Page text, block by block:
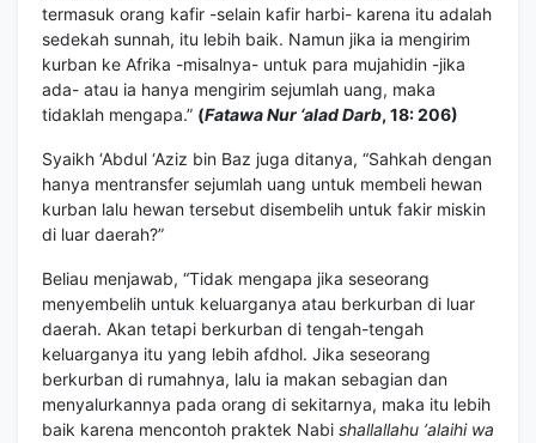
termasuk orang kafir -selain kafir harbi- karena itu adalah
sedekah sunnah, itu lebih baik. Namun jika ia mengirim
kurban ke Afrika -misalnya- untuk para mujahidin -jika
ada- atau ia hanya mengirim sejumlah uang, maka
tidaklah mengapa.” (Fatawa Nur ‘alad Darb, 18: 206)
Syaikh ‘Abdul ‘Aziz bin Baz juga ditanya, “Sahkah dengan
hanya mentransfer sejumlah uang untuk membeli hewan
kurban lalu hewan tersebut disembelih untuk fakir miskin
di luar daerah?”
Beliau menjawab, “Tidak mengapa jika seseorang
menyembelih untuk keluarganya atau berkurban di luar
daerah. Akan tetapi berkurban di tengah-tengah
keluarganya itu yang lebih afdhol. Jika seseorang
berkurban di rumahnya, lalu ia makan sebagian dan
menyalurkannya pada orang di sekitarnya, maka itu lebih
baik karena mencontoh praktek Nabi shallallahu ‘alaihi wa